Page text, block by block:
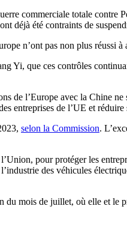
commerciale totale contre
déjà été contraints de
n’ont pas non plus réussi
Yi, que ces contrôles
de l’Europe avec la Chine ne
entreprises de l’UE et
selon la Commission.
pour protéger les
des véhicules
mois de juillet, où elle et le